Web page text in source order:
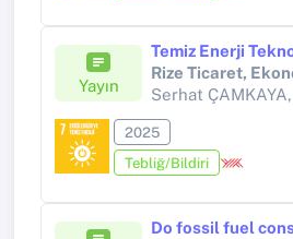
Yayın
Serhat ÇAMKAYA,
2025
Tebliğ/Bildiri